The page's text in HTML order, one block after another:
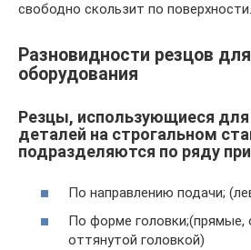
свободно скользит по поверхности.
Разновидности резцов
оборудования
Резцы, использующиеся
деталей на строгальном
подразделяются по ряду
По направлению подачи;
По форме головки;(прямые,
оттянутой головкой)